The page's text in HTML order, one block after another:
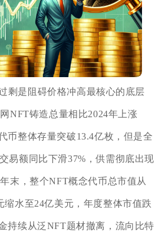
剩是阻碍价格冲高最核心的底层
NFT铸造总量相比2024年上涨
币整体存量突破13.4亿枚，但是全
易额同比下滑37%，供需彻底出现
末，整个NFT概念代币总市值从
缩水至24亿美元，年度整体市值跌
持续从泛NFT题材撤离，流向比特